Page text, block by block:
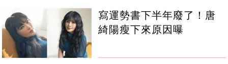
寫運勢書下半年廢了！唐
綺陽瘦下來原因曝